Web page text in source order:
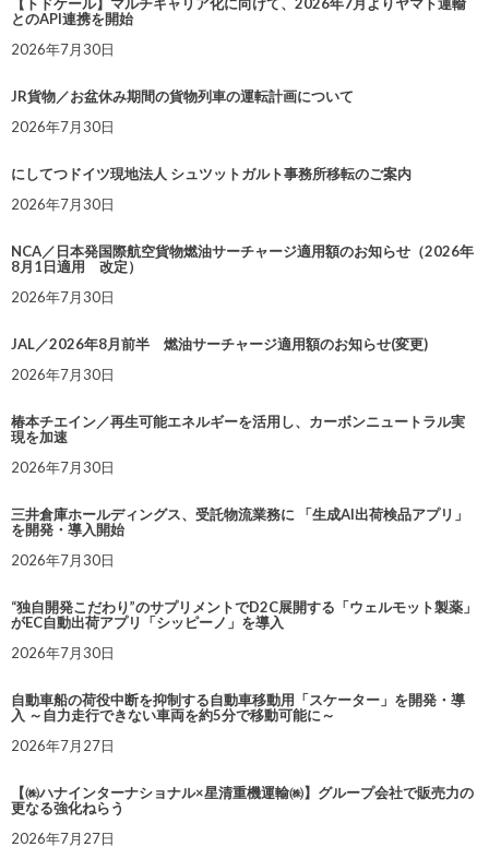
とのAPI連携を開始
2026年7月30日
JR貨物／お盆休み期間の貨物列車の運転計画について
2026年7月30日
にしてつドイツ現地法人 シュツットガルト事務所移転のご案内
2026年7月30日
NCA／日本発国際航空貨物燃油サーチャージ適用額のお知らせ（2026年
8月1日適用 改定）
2026年7月30日
JAL／2026年8月前半 燃油サーチャージ適用額のお知らせ(変更)
2026年7月30日
椿本チエイン／再生可能エネルギーを活用し、カーボンニュートラル実
現を加速
2026年7月30日
三井倉庫ホールディングス、受託物流業務に 「生成AI出荷検品アプリ」
を開発・導入開始
2026年7月30日
“独自開発こだわり”のサプリメントでD2C展開する「ウェルモット製薬」
がEC自動出荷アプリ「シッピーノ」を導入
2026年7月30日
自動車船の荷役中断を抑制する自動車移動用「スケーター」を開発・導
入 ～自力走行できない車両を約5分で移動可能に～
2026年7月27日
【㈱ハナインターナショナル×星清重機運輸㈱】グループ会社で販売力の
更なる強化ねらう
2026年7月27日